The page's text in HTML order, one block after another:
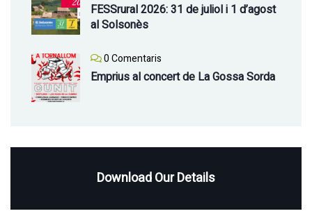
FESSrural 2026: 31 de juliol i 1 d’agost
al Solsonès
0 Comentaris
Emprius al concert de La Gossa Sorda
Download Our Details